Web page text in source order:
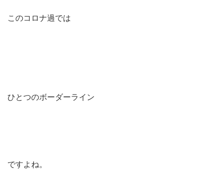
このコロナ過では
ひとつのボーダーライン
ですよね。